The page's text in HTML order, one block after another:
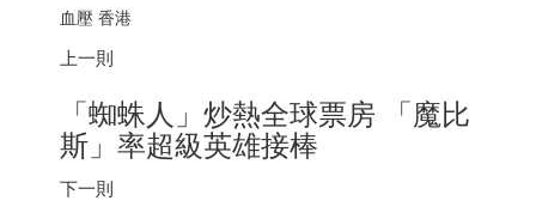
血壓 香港
上一則
「蜘蛛人」炒熱全球票房 「魔比
斯」率超級英雄接棒
下一則